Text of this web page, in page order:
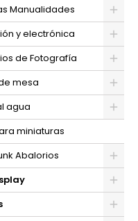
Manualidades
y electrónica
de Fotografía
mesa
agua
miniaturas
Abalorios